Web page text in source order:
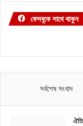
ফেসবুকে সাথে থাকুন
সর্বশেষ সংবাদ